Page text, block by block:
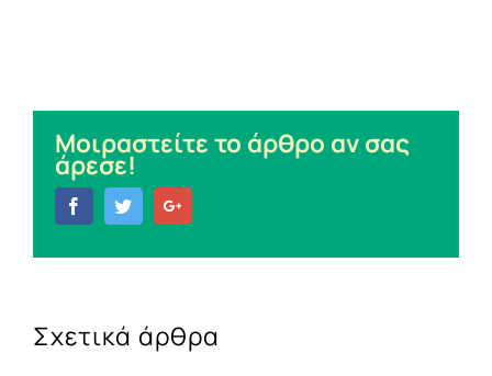
Μοιραστείτε το άρθρο αν σας
άρεσε!
FacebookTwitter
Σχετικά άρθρα